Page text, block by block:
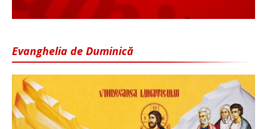
Evanghelia de Duminică